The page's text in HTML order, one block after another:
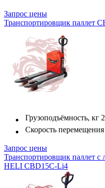
Запрос цены
Транспортировщик паллет
Грузоподъёмность, кг
Скорость перемещения
Запрос цены
Транспортировщик паллет
HELI CBD15C-Li4